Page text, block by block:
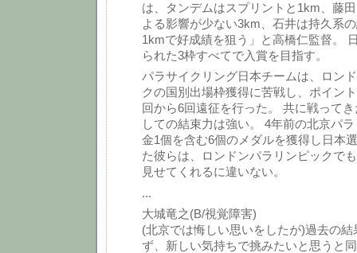
は、タンデムはスプリントと1km、藤
よる影響が少ない3km、石井は持久系
1kmで好成績を狙う」と高橋仁監督。
られた3枠すべてで入賞を目指す。
パラサイクリング日本チームは、ロン
クの国別出場枠獲得に苦戦し、ポイン
回から6回遠征を行った。 共に戦って
しての結束力は強い。 4年前の北京パ
金1個を含む6個のメダルを獲得し日本
た彼らは、ロンドンパラリンピックで
見せてくれるに違いない。
...
大城竜之(B/視覚障害)
(北京では悔しい思いをしたが)過去の結
ず、新しい気持ちで挑みたいと思うと